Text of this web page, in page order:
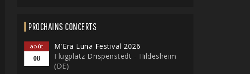
PROCHAINS CONCERTS
août
08
M'Era Luna Festival 2026
Flugplatz Drispenstedt - Hildesheim
(DE)